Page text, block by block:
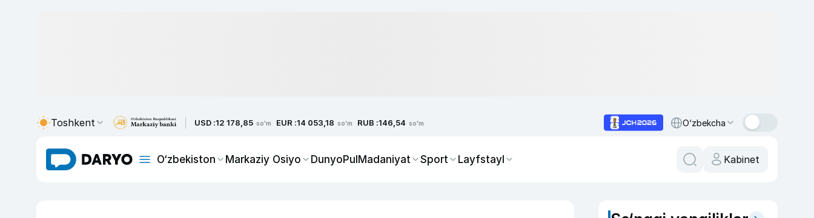
Toshkent USD :12 178,85 so'm EUR :14 053,18 so'm RUB :146,54 so'm O‘zbekcha
O‘zbekiston Markaziy Osiyo DunyoPulMadaniyat Sport Layfstayl Kabinet